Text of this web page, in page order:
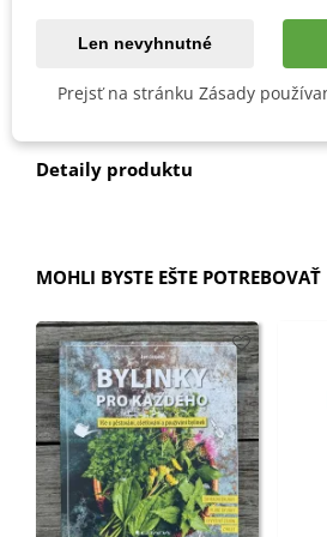
problémoch, pri migrénach,
so spaním.
Detaily produktu
MOHLI BYSTE EŠTE POTREBOVAŤ
Len nevyhnutné
Prejsť na stránku Zásady